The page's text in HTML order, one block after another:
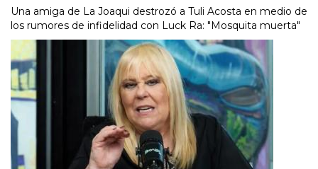
Una amiga de La Joaqui destrozó a Tuli Acosta en medio de
los rumores de infidelidad con Luck Ra: "Mosquita muerta"